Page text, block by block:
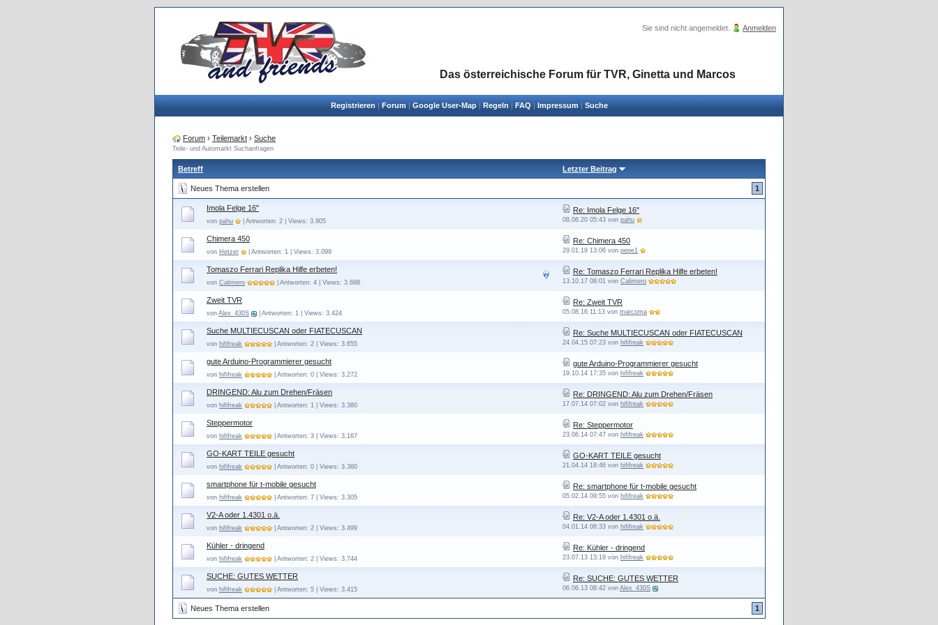
Sie sind nicht angemeldet. Anmelden
Das österreichische Forum für TVR, Ginetta und Marcos
Registrieren|Forum|Google User-Map|Regeln|FAQ|Impressum|Suche
Forum › Teilemarkt › Suche
Teile- und Automarkt Suchanfragen
Betreff Letzter Beitrag
Neues Thema erstellen 1
Imola Felge 16"
von pahu | Antworten: 2 | Views: 3.905
Re: Imola Felge 16"
08.06.20 05:43 von pahu
Chimera 450
von Hetzer | Antworten: 1 | Views: 3.099
Re: Chimera 450
29.01.19 13:06 von pepe1
Tomaszo Ferrari Replika Hilfe erbeten!
von Calimero | Antworten: 4 | Views: 3.688
Re: Tomaszo Ferrari Replika Hilfe erbeten!
13.10.17 08:01 von Calimero
Zweit TVR
von Alex_430S | Antworten: 1 | Views: 3.424
Re: Zweit TVR
05.08.16 11:13 von marcoma
Suche MULTIECUSCAN oder FIATECUSCAN
von hififreak | Antworten: 2 | Views: 3.655
Re: Suche MULTIECUSCAN oder FIATECUSCAN
24.04.15 07:23 von hififreak
gute Arduino-Programmierer gesucht
von hififreak | Antworten: 0 | Views: 3.272
gute Arduino-Programmierer gesucht
19.10.14 17:35 von hififreak
DRINGEND: Alu zum Drehen/Fräsen
von hififreak | Antworten: 1 | Views: 3.380
Re: DRINGEND: Alu zum Drehen/Fräsen
17.07.14 07:02 von hififreak
Steppermotor
von hififreak | Antworten: 3 | Views: 3.167
Re: Steppermotor
23.06.14 07:47 von hififreak
GO-KART TEILE gesucht
von hififreak | Antworten: 0 | Views: 3.360
GO-KART TEILE gesucht
21.04.14 18:46 von hififreak
smartphone für t-mobile gesucht
von hififreak | Antworten: 7 | Views: 3.305
Re: smartphone für t-mobile gesucht
05.02.14 09:55 von hififreak
V2-A oder 1.4301 o.ä.
von hififreak | Antworten: 2 | Views: 3.499
Re: V2-A oder 1.4301 o.ä.
04.01.14 08:33 von hififreak
Kühler - dringend
von hififreak | Antworten: 2 | Views: 3.744
Re: Kühler - dringend
23.07.13 13:19 von hififreak
SUCHE: GUTES WETTER
von hififreak | Antworten: 5 | Views: 3.415
Re: SUCHE: GUTES WETTER
06.06.13 08:42 von Alex_430S
Neues Thema erstellen 1